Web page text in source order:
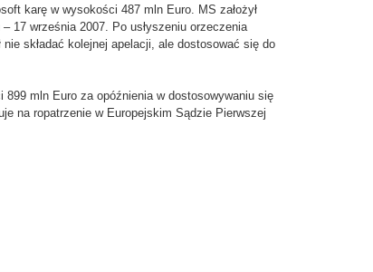
karę w wysokości 487 mln Euro. MS założył
17 września 2007. Po usłyszeniu orzeczenia
składać kolejnej apelacji, ale dostosować się do
899 mln Euro za opóźnienia w dostosowywaniu się
na ropatrzenie w Europejskim Sądzie Pierwszej